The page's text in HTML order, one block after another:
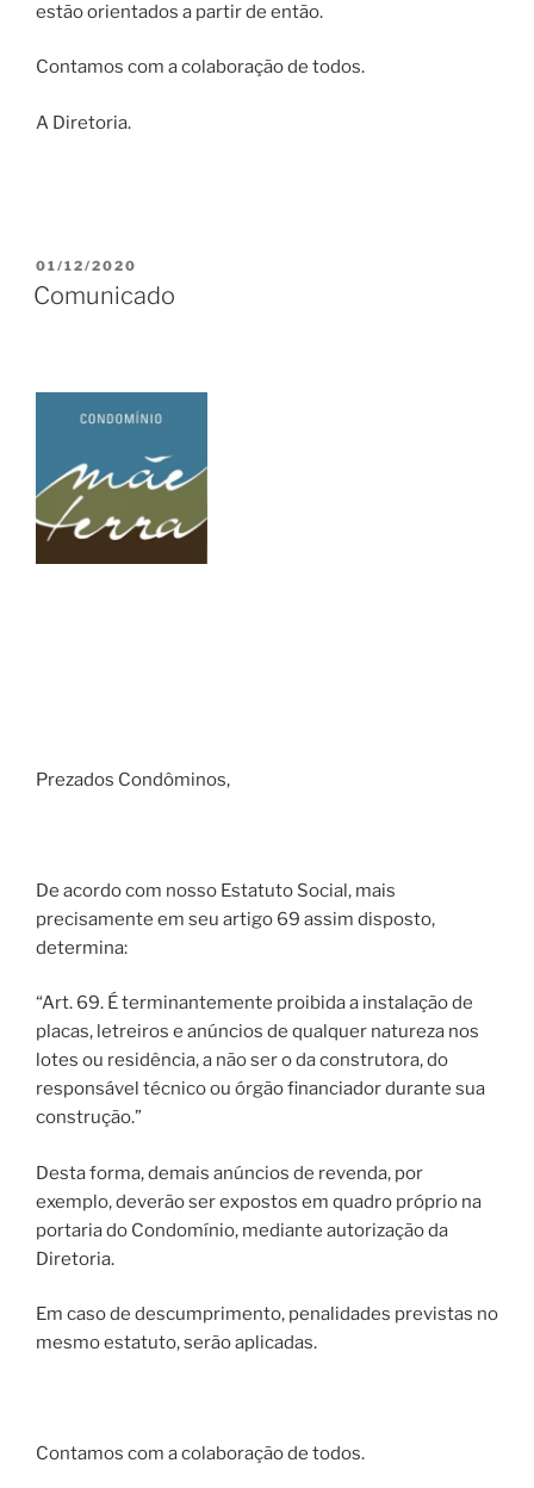
estão orientados a partir de então.
Contamos com a colaboração de todos.
A Diretoria.
PUBLICADO
EM
01/12/2020
Comunicado
Prezados Condôminos,
De acordo com nosso Estatuto Social, mais
precisamente em seu artigo 69 assim disposto,
determina:
“Art. 69. É terminantemente proibida a instalação de
placas, letreiros e anúncios de qualquer natureza nos
lotes ou residência, a não ser o da construtora, do
responsável técnico ou órgão financiador durante sua
construção.”
Desta forma, demais anúncios de revenda, por
exemplo, deverão ser expostos em quadro próprio na
portaria do Condomínio, mediante autorização da
Diretoria.
Em caso de descumprimento, penalidades previstas no
mesmo estatuto, serão aplicadas.
Contamos com a colaboração de todos.